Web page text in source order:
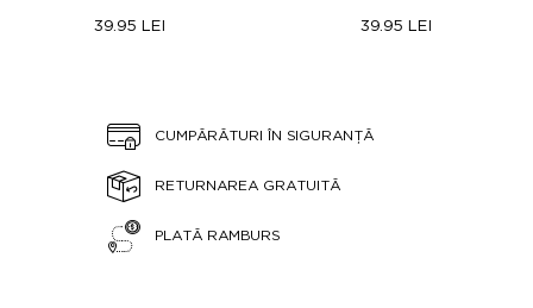
39.95 LEI 39.95 LEI
CUMPĂRĂTURI ÎN SIGURANȚĂ
RETURNAREA GRATUITĂ
PLATĂ RAMBURS